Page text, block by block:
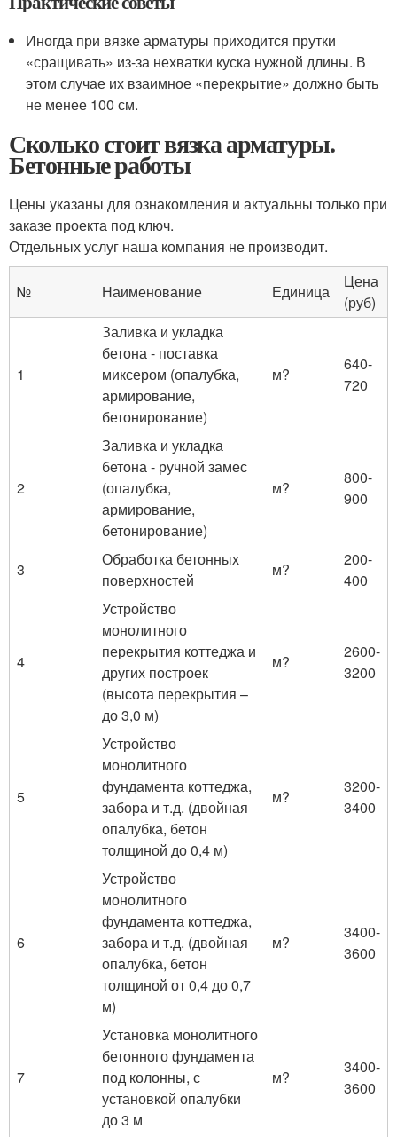
Иногда при вязке арматуры приходится прутки
«сращивать» из-за нехватки куска нужной длины. В
этом случае их взаимное «перекрытие» должно быть
не менее 100 см.
Сколько стоит вязка арматуры.
Бетонные работы
Цены указаны для ознакомления и актуальны только при
заказе проекта под ключ.
Отдельных услуг наша компания не производит.
№ Наименование Единица
Цена
(руб)
1
Заливка и укладка
бетона - поставка
миксером (опалубка,
армирование,
бетонирование)
м?
640-
720
2
Заливка и укладка
бетона - ручной замес
(опалубка,
армирование,
бетонирование)
м?
800-
900
3
Обработка бетонных
поверхностей
м?
200-
400
4
Устройство
монолитного
перекрытия коттеджа и
других построек
(высота перекрытия –
до 3,0 м)
м?
2600-
3200
5
Устройство
монолитного
фундамента коттеджа,
забора и т.д. (двойная
опалубка, бетон
толщиной до 0,4 м)
м?
3200-
3400
6
Устройство
монолитного
фундамента коттеджа,
забора и т.д. (двойная
опалубка, бетон
толщиной от 0,4 до 0,7
м)
м?
3400-
3600
7
Установка монолитного
бетонного фундамента
под колонны, с
установкой опалубки
до 3 м
м?
3400-
3600